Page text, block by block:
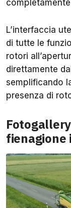
completamente
L’interfaccia
di tutte le
rotori
direttamente
semplificando
presenza di
fienagione